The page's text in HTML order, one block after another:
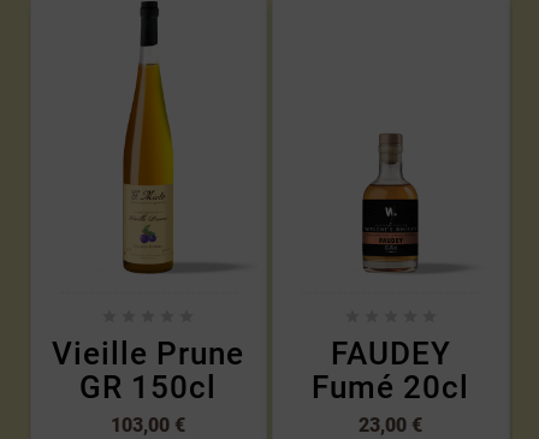
Vieille Prune
GR 150cl
103,00 €
FAUDEY
Fumé 20cl
23,00 €